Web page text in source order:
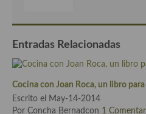
Legumbres y cereales
Cuscús
Huevos
Entradas Relacionadas
Cocina con Joan Roca, un libro
Escrito el May-14-2014
Por Concha Bernadcon 1